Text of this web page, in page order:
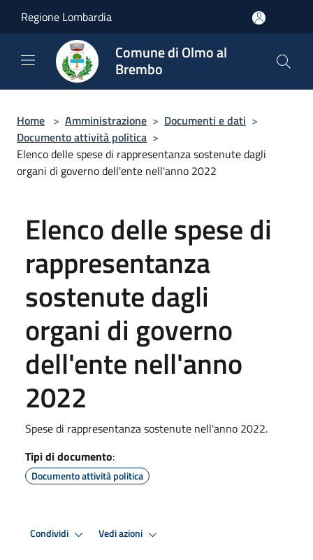
Regione Lombardia
Comune di Olmo al
Brembo
Home > Amministrazione > Documenti e dati >
Documento attività politica >
Elenco delle spese di rappresentanza sostenute dagli
organi di governo dell'ente nell'anno 2022
Elenco delle spese di
rappresentanza
sostenute dagli
organi di governo
dell'ente nell'anno
2022
Spese di rappresentanza sostenute nell'anno 2022.
Tipi di documento:
Documento attività politica
Condividi Vedi azioni